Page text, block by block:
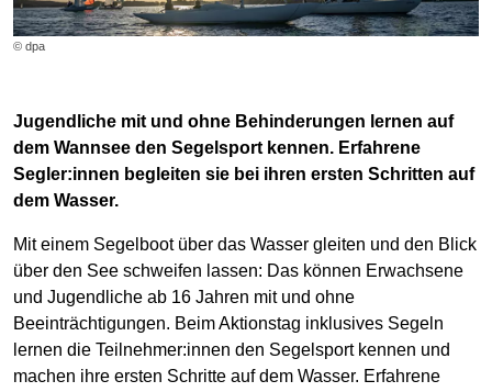
© dpa
Jugendliche mit und ohne Behinderungen lernen auf
dem Wannsee den Segelsport kennen. Erfahrene
Segler:innen begleiten sie bei ihren ersten Schritten auf
dem Wasser.
Mit einem Segelboot über das Wasser gleiten und den Blick
über den See schweifen lassen: Das können Erwachsene
und Jugendliche ab 16 Jahren mit und ohne
Beeinträchtigungen. Beim Aktionstag inklusives Segeln
lernen die Teilnehmer:innen den Segelsport kennen und
machen ihre ersten Schritte auf dem Wasser. Erfahrene